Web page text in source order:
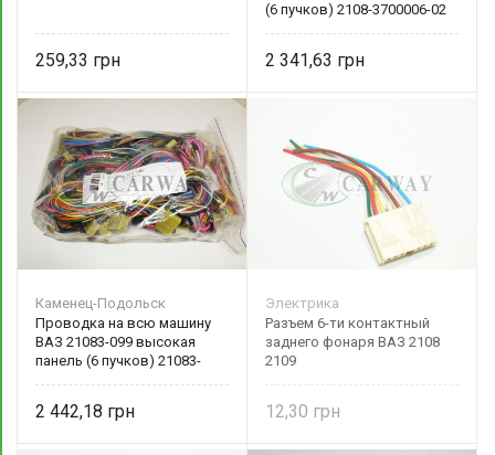
259,33
(6 пучков) 2108-3700006-02
2 341,63
Каменец-Подольск
Проводка на всю машину
ВАЗ 21083-099 высокая
панель (6 пучков) 21083-
2 442,18
Электрика
Разъем 6-ти контактный
заднего фонаря ВАЗ 2108
2109
12,30